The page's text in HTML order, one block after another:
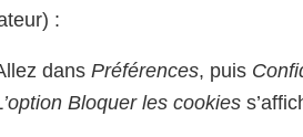
:
dans Préférences, puis
Bloquer les cookies